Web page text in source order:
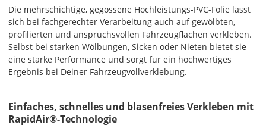
Di., 18.08. -
Sa., 22.08.
1,99 EUR
ohne
Produktionsaufschlag
Versandkosten 1,99
Priority
Deutschland
Die mehrschichtige, gegossene Hochleistungs-PVC-Folie lässt
sich bei fachgerechter Verarbeitung auch auf gewölbten,
profilierten und anspruchsvollen Fahrzeugflächen verkleben.
Selbst bei starken Wölbungen, Sicken oder Nieten bietet sie
eine starke Performance und sorgt für ein hochwertiges
Ergebnis bei Deiner Fahrzeugvollverklebung.
Einfaches, schnelles und blasenfreies Verkleben mit
RapidAir®-Technologie